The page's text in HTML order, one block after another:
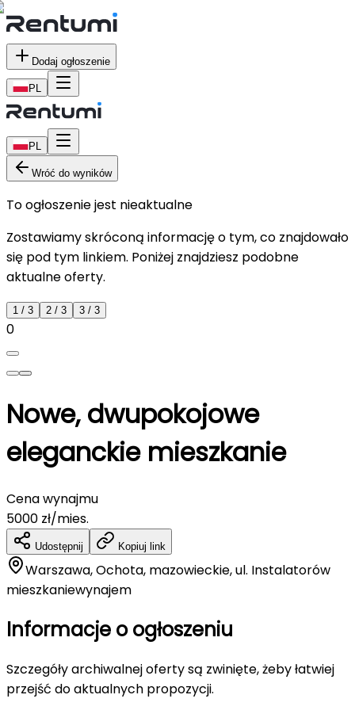
Dodaj ogłoszenie
PL
PL
Wróć do wyników
To ogłoszenie jest nieaktualne
Zostawiamy skróconą informację o tym, co znajdowało
się pod tym linkiem. Poniżej znajdziesz podobne
aktualne oferty.
1 / 3 2 / 3 3 / 3
0
Nowe, dwupokojowe
eleganckie mieszkanie
Cena wynajmu
5000 zł/mies.
Udostępnij Kopiuj link
Warszawa, Ochota, mazowieckie, ul. Instalatorów
mieszkaniewynajem
Informacje o ogłoszeniu
Szczegóły archiwalnej oferty są zwinięte, żeby łatwiej
przejść do aktualnych propozycji.